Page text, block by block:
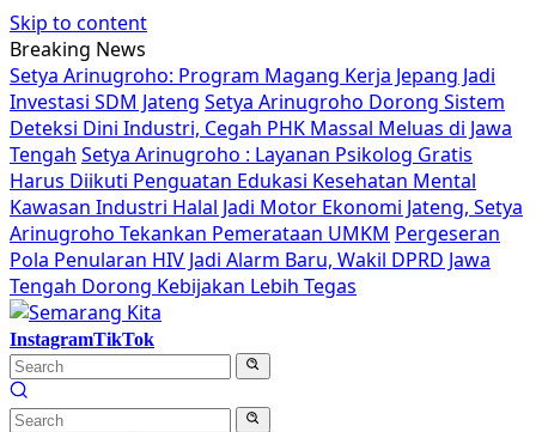
Skip to content
Breaking News
Setya Arinugroho: Program Magang Kerja Jepang Jadi
Investasi SDM Jateng Setya Arinugroho Dorong Sistem
Deteksi Dini Industri, Cegah PHK Massal Meluas di Jawa
Tengah Setya Arinugroho : Layanan Psikolog Gratis
Harus Diikuti Penguatan Edukasi Kesehatan Mental
Kawasan Industri Halal Jadi Motor Ekonomi Jateng, Setya
Arinugroho Tekankan Pemerataan UMKM Pergeseran
Pola Penularan HIV Jadi Alarm Baru, Wakil DPRD Jawa
Tengah Dorong Kebijakan Lebih Tegas
InstagramTikTok